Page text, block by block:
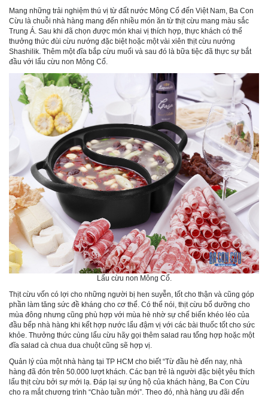
Mang những trải nghiệm thú vị từ đất nước Mông Cổ đến Việt Nam, Ba Con
Cừu là chuỗi nhà hàng mang đến nhiều món ăn từ thịt cừu mang màu sắc
Trung Á. Sau khi đã chọn được món khai vị thích hợp, thực khách có thể
thưởng thức đùi cừu nướng đặc biệt hoặc một vài xiên thịt cừu nướng
Shashilik. Thêm một đĩa bắp cừu muối và sau đó là bữa tiệc đã thực sự bắt
đầu với lẩu cừu non Mông Cổ.
Lẩu cừu non Mông Cổ.
Thịt cừu vốn có lợi cho những người bị hen suyễn, tốt cho thận và cũng góp
phần làm tăng sức đề kháng cho cơ thể. Có thể nói, thịt cừu bổ dưỡng cho
mùa đông nhưng cũng phù hợp với mùa hè nhờ sự chế biến khéo léo của
đầu bếp nhà hàng khi kết hợp nước lẩu đậm vị với các bài thuốc tốt cho sức
khỏe. Thưởng thức cùng lẩu cừu hãy gọi thêm salad rau tổng hợp hoặc một
đĩa salad cà chua dua chuột cũng sẽ hợp vị.
Quản lý của một nhà hàng tại TP HCM cho biết “Từ đầu hè đến nay, nhà
hàng đã đón trên 50.000 lượt khách. Các bạn trẻ là người đặc biệt yêu thích
lẩu thịt cừu bởi sự mới lạ. Đáp lại sự ủng hộ của khách hàng, Ba Con Cừu
cho ra mắt chương trình “Chào tuần mới”. Theo đó, nhà hàng ưu đãi đến